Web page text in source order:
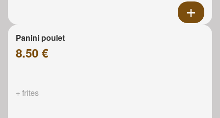
Panini poulet
8.50 €
+ frites